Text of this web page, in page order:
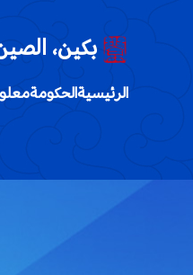
بكين،
الرئيسيةالحكومة